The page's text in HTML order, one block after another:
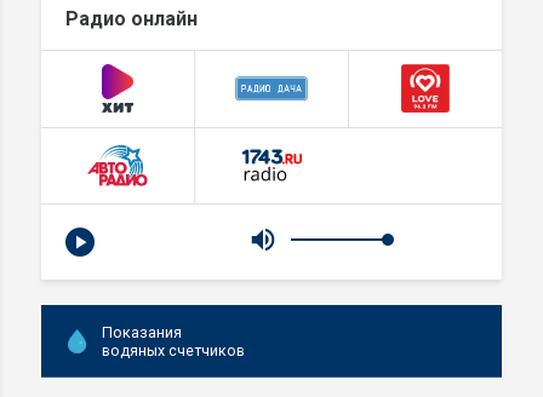
Радио онлайн
Показания
водяных счетчиков